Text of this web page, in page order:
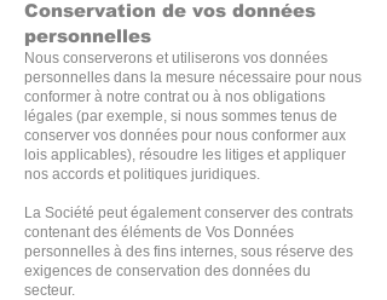
Conservation de vos données
personnelles
Nous conserverons et utiliserons vos données
personnelles dans la mesure nécessaire pour nous
conformer à notre contrat ou à nos obligations
légales (par exemple, si nous sommes tenus de
conserver vos données pour nous conformer aux
lois applicables), résoudre les litiges et appliquer
nos accords et politiques juridiques.
La Société peut également conserver des contrats
contenant des éléments de Vos Données
personnelles à des fins internes, sous réserve des
exigences de conservation des données du
secteur.